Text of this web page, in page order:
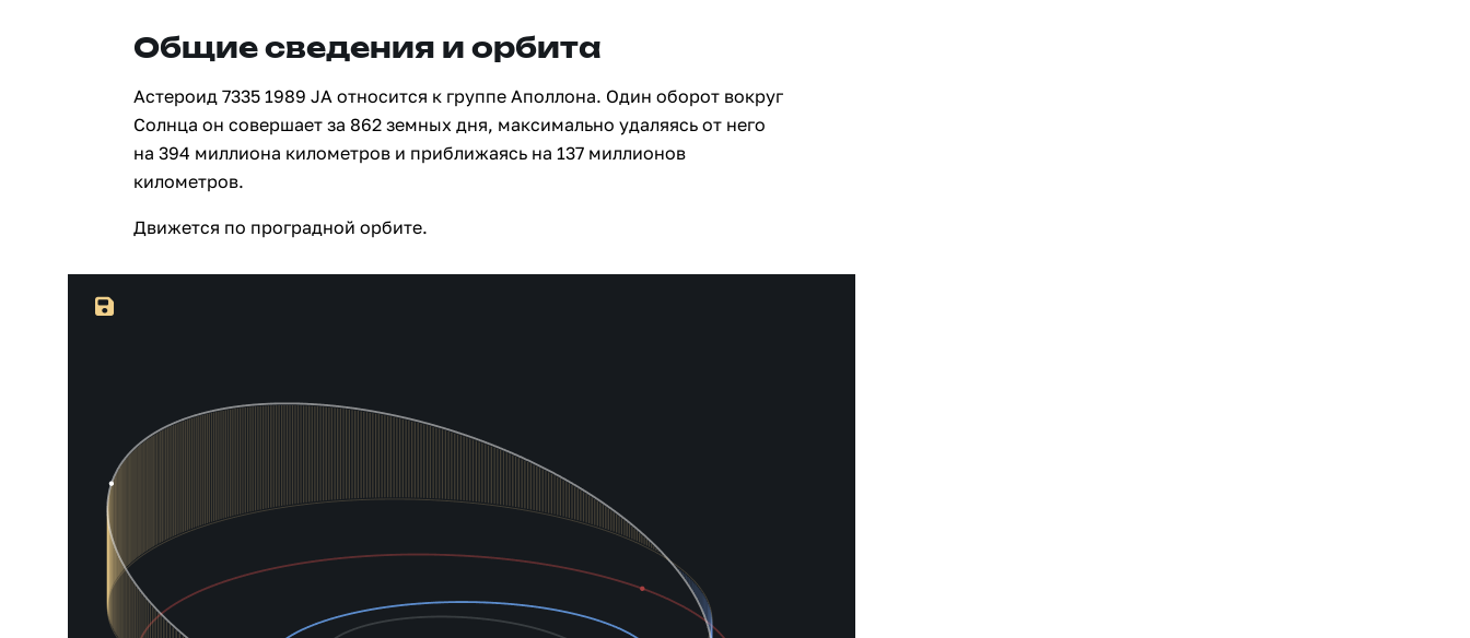
Общие сведения и орбита
Астероид 7335 1989 JA относится к группе Аполлона. Один оборот вокруг
Солнца он совершает за 862 земных дня, максимально удаляясь от него
на 394 миллиона километров и приближаясь на 137 миллионов
километров.
Движется по проградной орбите.